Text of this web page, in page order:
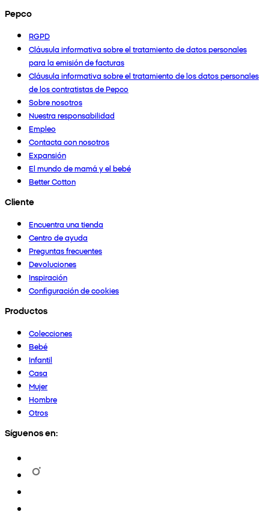
Pepco
RGPD
Cláusula informativa sobre el tratamiento de datos personales
para la emisión de facturas
Cláusula informativa sobre el tratamiento de los datos personales
de los contratistas de Pepco
Sobre nosotros
Nuestra responsabilidad
Empleo
Contacta con nosotros
Expansión
El mundo de mamá y el bebé
Better Cotton
Cliente
Encuentra una tienda
Centro de ayuda
Preguntas frecuentes
Devoluciones
Inspiración
Configuración de cookies
Productos
Colecciones
Bebé
Infantil
Casa
Mujer
Hombre
Otros
Síguenos en: